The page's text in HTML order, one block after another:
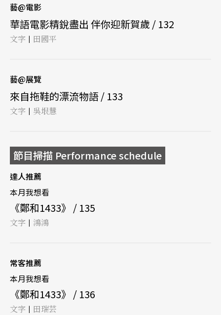
藝@電影
華語電影精銳盡出 伴你迎新賀歲 / 132
文字 | 田國平
藝@展覽
來自拖鞋的漂流物語 / 133
文字 | 吳垠慧
節目掃描 Performance schedule
達人推薦
本月我想看
《鄭和1433》 / 135
文字 | 鴻鴻
常客推薦
本月我想看
《鄭和1433》 / 136
文字 | 田瑞芸